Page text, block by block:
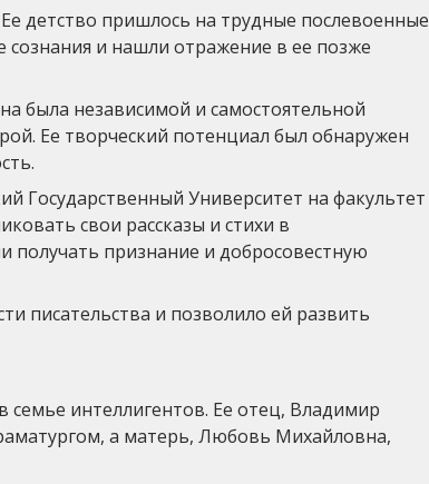
детство пришлось на трудные послевоенные
сознания и нашли отражение в ее позже
была независимой и самостоятельной
Ее творческий потенциал был обнаружен
Государственный Университет на факультет
свои рассказы и стихи в
получать признание и добросовестную
писательства и позволило ей развить
интеллигентов. Ее отец, Владимир
а матерь, Любовь Михайловна,